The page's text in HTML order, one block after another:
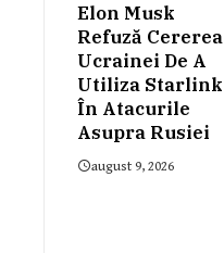
Elon Musk
Refuză Cererea
Ucrainei De A
Utiliza Starlink
În Atacurile
Asupra Rusiei
august 9, 2026